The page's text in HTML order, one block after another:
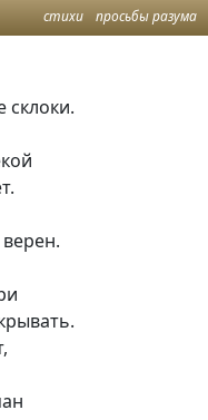
стихи просьбы разума
склоки.